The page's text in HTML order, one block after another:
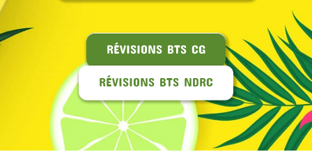
RÉVISIONS BTS CG
RÉVISIONS BTS NDRC